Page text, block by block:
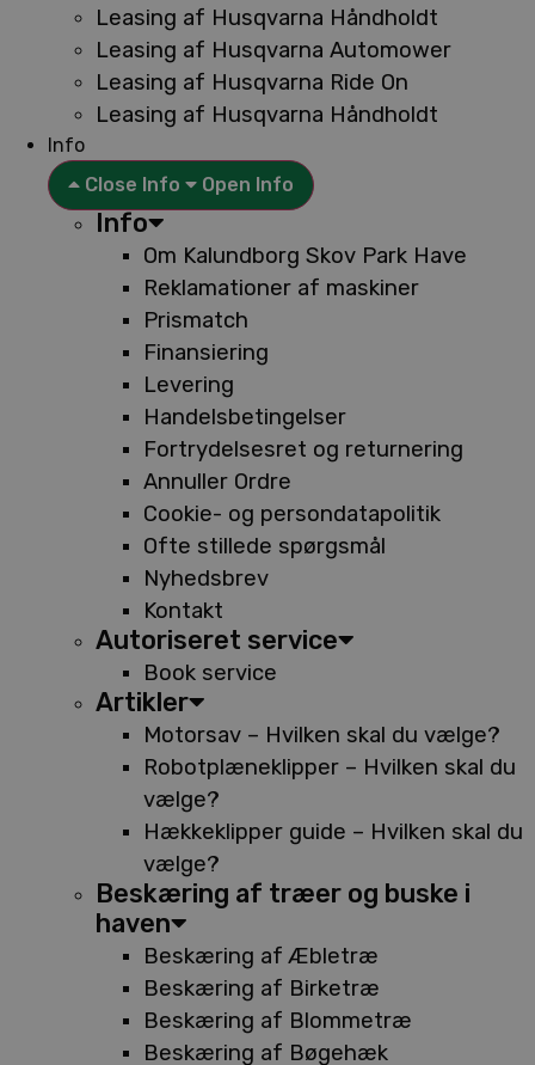
Leasing af Husqvarna Håndholdt
Leasing af Husqvarna Automower
Leasing af Husqvarna Ride On
Leasing af Husqvarna Håndholdt
Info
Close Info
Open Info
Info
Om Kalundborg Skov Park Have
Reklamationer af maskiner
Prismatch
Finansiering
Levering
Handelsbetingelser
Fortrydelsesret og returnering
Annuller Ordre
Cookie- og persondatapolitik
Ofte stillede spørgsmål
Nyhedsbrev
Kontakt
Autoriseret service
Book service
Artikler
Motorsav – Hvilken skal du vælge?
Robotplæneklipper – Hvilken skal du
vælge?
Hækkeklipper guide – Hvilken skal du
vælge?
Beskæring af træer og buske i
haven
Beskæring af Æbletræ
Beskæring af Birketræ
Beskæring af Blommetræ
Beskæring af Bøgehæk